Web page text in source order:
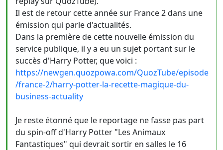
Il est de retour cette année sur France 2 dans une
émission qui parle d'actualités.
Dans la première de cette nouvelle émission du
service publique, il y a eu un sujet portant sur le
succès d'Harry Potter, que voici :
https://newgen.quozpowa.com/QuozTube/episode
/france-2/harry-potter-la-recette-magique-du-
business-actuality
Je reste étonné que le reportage ne fasse pas part
du spin-off d'Harry Potter "Les Animaux
Fantastiques" qui devrait sortir en salles le 16